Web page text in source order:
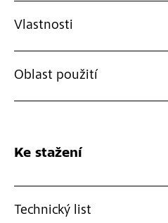
Vlastnosti
Oblast použití
Ke stažení
Technický list